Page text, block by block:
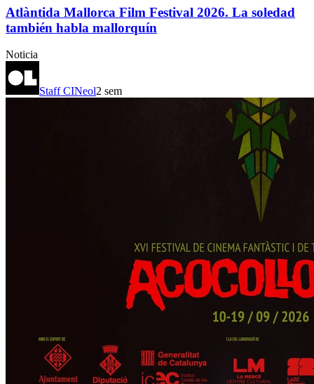
Atlàntida Mallorca Film Festival 2026. La soledad
también habla mallorquín
Noticia
Staff CINeol2 sem